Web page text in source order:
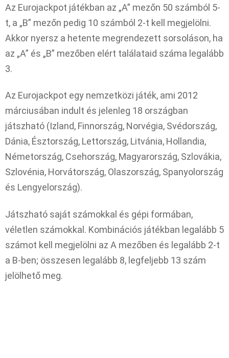
Az Eurojackpot játékban az „A” mezőn 50 számból 5-
t, a „B” mezőn pedig 10 számból 2-t kell megjelölni.
Akkor nyersz a hetente megrendezett sorsoláson, ha
az „A” és „B” mezőben elért találataid száma legalább
3.
Az Eurojackpot egy nemzetközi játék, ami 2012
márciusában indult és jelenleg 18 országban
játszható (Izland, Finnország, Norvégia, Svédország,
Dánia, Észtország, Lettország, Litvánia, Hollandia,
Németország, Csehország, Magyarország, Szlovákia,
Szlovénia, Horvátország, Olaszország, Spanyolország
és Lengyelország).
Játszható saját számokkal és gépi formában,
véletlen számokkal. Kombinációs játékban legalább 5
számot kell megjelölni az A mezőben és legalább 2-t
a B-ben; összesen legalább 8, legfeljebb 13 szám
jelölhető meg.